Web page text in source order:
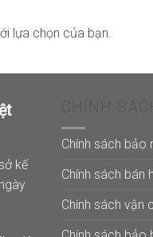
lựa chọn của bạn.
kế
Chính sách bảo
Chính sách bán
Chính sách vận